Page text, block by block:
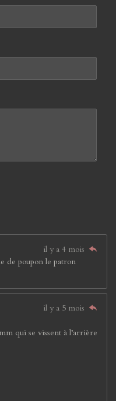
il y a 4 mois
de poupon le patron
il y a 5 mois
qui se vissent à l’arrière